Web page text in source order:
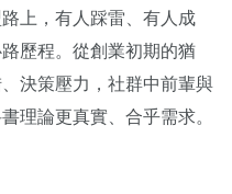
上，有人踩雷、有人成
歷程。從創業初期的猶
決策壓力，社群中前輩與
理論更真實、合乎需求。